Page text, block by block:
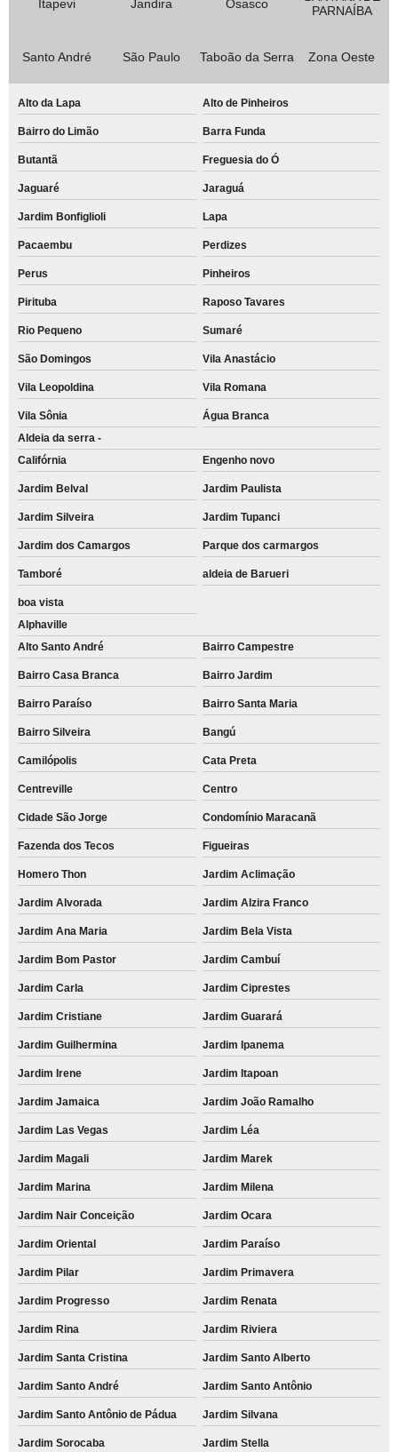
Itapevi Jandira Osasco
PARNAÍBA
Santo André São Paulo Taboão da Serra Zona Oeste
Alto da Lapa Alto de Pinheiros
Bairro do Limão Barra Funda
Butantã Freguesia do Ó
Jaguaré Jaraguá
Jardim Bonfiglioli Lapa
Pacaembu Perdizes
Perus Pinheiros
Pirituba Raposo Tavares
Rio Pequeno Sumaré
São Domingos Vila Anastácio
Vila Leopoldina Vila Romana
Vila Sônia
Água Branca
Aldeia da serra -
Califórnia
Engenho novo
Jardim Belval Jardim Paulista
Jardim Silveira Jardim Tupanci
Jardim dos Camargos Parque dos carmargos
Tamboré aldeia de Barueri
boa vista
Alphaville
Alto Santo André
Bairro Campestre
Bairro Casa Branca Bairro Jardim
Bairro Paraíso Bairro Santa Maria
Bairro Silveira Bangú
Camilópolis Cata Preta
Centreville Centro
Cidade São Jorge Condomínio Maracanã
Fazenda dos Tecos Figueiras
Homero Thon Jardim Aclimação
Jardim Alvorada Jardim Alzira Franco
Jardim Ana Maria Jardim Bela Vista
Jardim Bom Pastor Jardim Cambuí
Jardim Carla Jardim Ciprestes
Jardim Cristiane Jardim Guarará
Jardim Guilhermina Jardim Ipanema
Jardim Irene Jardim Itapoan
Jardim Jamaica Jardim João Ramalho
Jardim Las Vegas Jardim Léa
Jardim Magali Jardim Marek
Jardim Marina Jardim Milena
Jardim Nair Conceição Jardim Ocara
Jardim Oriental Jardim Paraíso
Jardim Pilar Jardim Primavera
Jardim Progresso Jardim Renata
Jardim Rina Jardim Riviera
Jardim Santa Cristina Jardim Santo Alberto
Jardim Santo André Jardim Santo Antônio
Jardim Santo Antônio de Pádua Jardim Silvana
Jardim Sorocaba Jardim Stella